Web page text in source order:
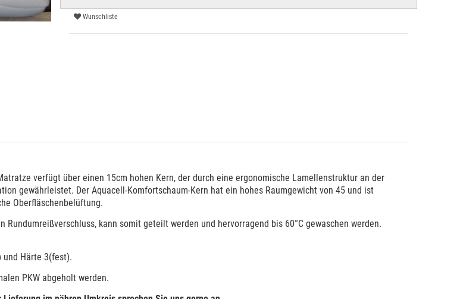
Wunschliste
verfügt über einen 15cm hohen Kern, der durch eine ergonomische Lamellenstruktur an der
gewährleistet. Der Aquacell-Komfortschaum-Kern hat ein hohes Raumgewicht von 45 und ist
Oberfläschenbelüftung.
kann somit geteilt werden und hervorragend bis 60°C gewaschen werden.
und Härte 3(fest).
PKW abgeholt werden.